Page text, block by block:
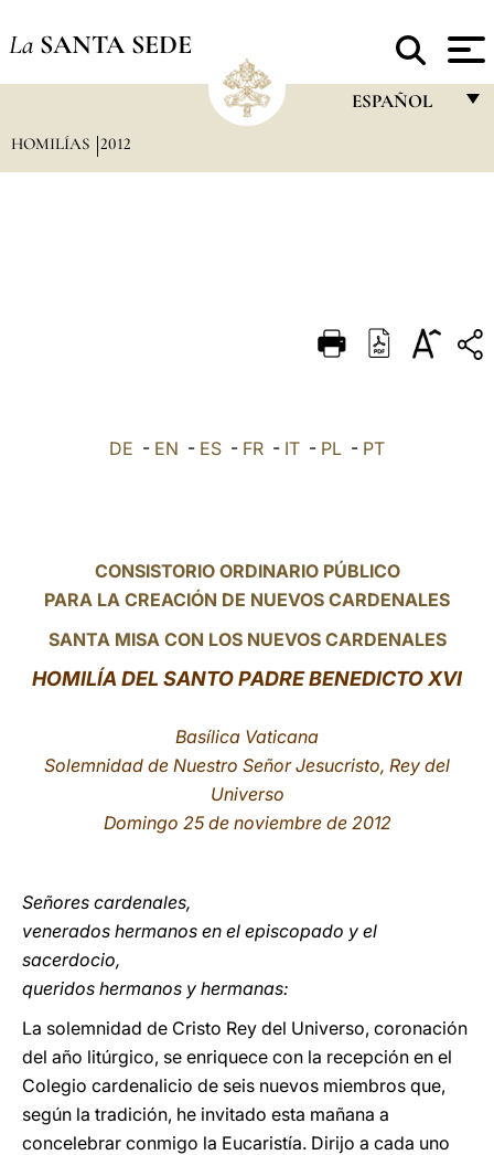
La SANTA SEDE
ESPAÑOL
DEUTSCH
العربيّة
HOMILÍAS 2012
DE - EN - ES - FR - IT - PL - PT
CONSISTORIO ORDINARIO PÚBLICO
PARA LA CREACIÓN DE NUEVOS CARDENALES
SANTA MISA CON LOS NUEVOS CARDENALES
HOMILÍA DEL SANTO PADRE BENEDICTO XVI
Basílica Vaticana
Solemnidad de Nuestro Señor Jesucristo, Rey del
Universo
Domingo 25 de noviembre de 2012
Señores cardenales,
venerados hermanos en el episcopado y el
sacerdocio,
queridos hermanos y hermanas:
La solemnidad de Cristo Rey del Universo, coronación
del año litúrgico, se enriquece con la recepción en el
Colegio cardenalicio de seis nuevos miembros que,
según la tradición, he invitado esta mañana a
concelebrar conmigo la Eucaristía. Dirijo a cada uno